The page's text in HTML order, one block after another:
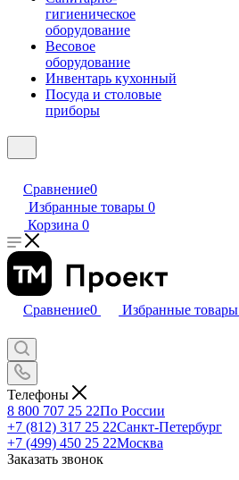
гигиеническое
оборудование
Весовое
оборудование
Инвентарь кухонный
Посуда и столовые
приборы
Сравнение0
Избранные товары 0
Корзина 0
Сравнение0 Избранные товары
Телефоны
8 800 707 25 22По России
+7 (812) 317 25 22Санкт-Петербург
+7 (499) 450 25 22Москва
Заказать звонок